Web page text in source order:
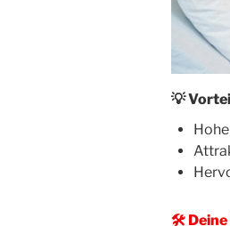
💡
🛠 Deine